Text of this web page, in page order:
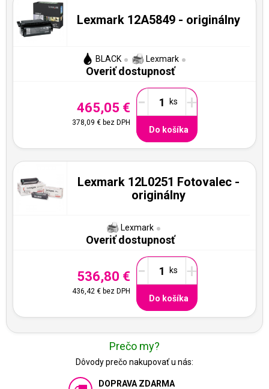
Lexmark 12A5849 - originálny
BLACK Lexmark
Overiť dostupnosť
465,05 €
378,09 €bez DPH
- +
Do košíka
Lexmark 12L0251 Fotovalec -
originálny
Lexmark
Overiť dostupnosť
536,80 €
436,42 €bez DPH
- +
Do košíka
Prečo my?
Dôvody prečo nakupovať u nás:
DOPRAVA ZDARMA